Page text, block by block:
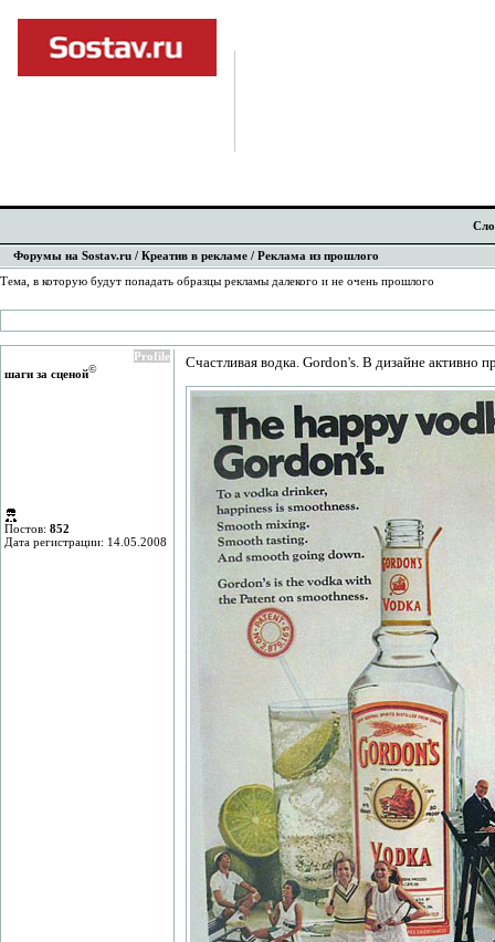
Форумы на Sostav.ru / Креатив в рекламе / Реклама из прошлого
Тема, в которую будут попадать образцы рекламы далекого и не очень прошлого
Profile
шаги за сценой©
Постов: 852
Дата регистрации: 14.05.2008
Счастливая водка. Gordon's. В дизайне активно